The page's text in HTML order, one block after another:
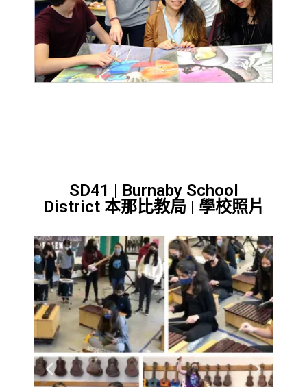
SD41 | Burnaby School
District 本那比教局 | 學校照片